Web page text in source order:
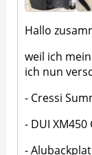
Hallo
weil ich
ich nun
- Cressi
- DUI XM450
-